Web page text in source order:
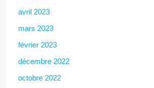
avril 2023
mars 2023
février 2023
décembre 2022
octobre 2022